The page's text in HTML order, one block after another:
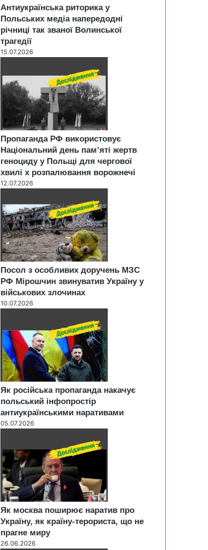
Антиукраїнська риторика у
Польських медіа напередодні
річниці так званої Волинської
трагедії
15.07.2026
Пропаганда РФ використовує
Національний день пам’яті жертв
геноциду у Польщі для чергової
хвилі х розпалювання ворожнечі
12.07.2026
Посол з особливих доручень МЗС
РФ Мірошчин звинуватив Україну у
військових злочинах
10.07.2026
Як російська пропаганда накачує
польський інфопростір
антиукраїнськими наративами
05.07.2026
Як москва поширює наратив про
Україну, як країну-терориста, що не
прагне миру
26.06.2026